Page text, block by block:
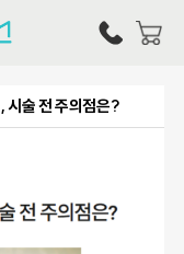
시술 전 주의점은?